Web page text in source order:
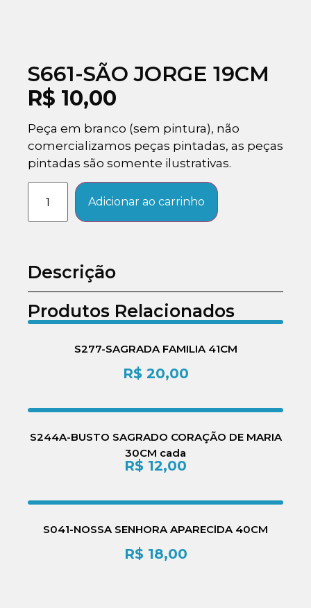
S661-SÃO JORGE 19CM
R$ 10,00
Peça em branco (sem pintura), não
comercializamos peças pintadas, as peças
pintadas são somente ilustrativas.
Adicionar ao carrinho
Descrição
Produtos Relacionados
S277-SAGRADA FAMILIA 41CM
R$20,00
S244A-BUSTO SAGRADO CORAÇÃO DE MARIA
30CM cada
R$ 12,00
S041-NOSSA SENHORA APAREClDA 40CM
R$18,00